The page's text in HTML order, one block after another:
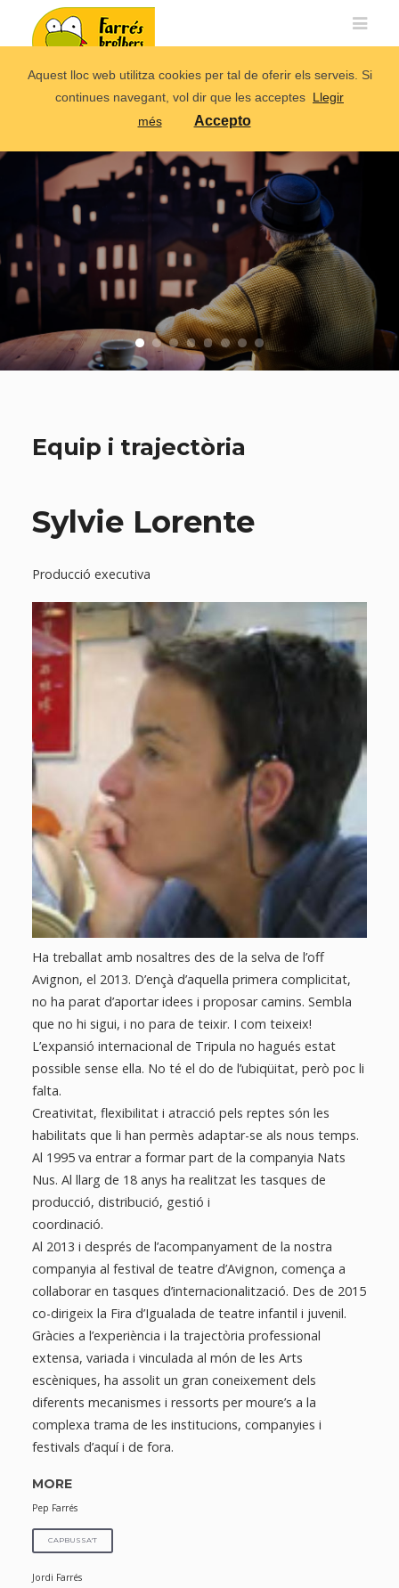
Equip i trajectòria
Sylvie Lorente
Producció executiva
Ha treballat amb nosaltres des de la selva de l’off
Avignon, el 2013. D’ençà d’aquella primera complicitat,
no ha parat d’aportar idees i proposar camins. Sembla
que no hi sigui, i no para de teixir. I com teixeix!
L’expansió internacional de Tripula no hagués estat
possible sense ella. No té el do de l’ubiqüitat, però poc li
falta.
Creativitat, flexibilitat i atracció pels reptes són les
habilitats que li han permès adaptar-se als nous temps.
Al 1995 va entrar a formar part de la companyia Nats
Nus. Al llarg de 18 anys ha realitzat les tasques de
producció, distribució, gestió i
coordinació.
Al 2013 i després de l’acompanyament de la nostra
companyia al festival de teatre d’Avignon, comença a
col·laborar en tasques d’internacionalització. Des de 2015
co-dirigeix la Fira d’Igualada de teatre infantil i juvenil.
Gràcies a l’experiència i la trajectòria professional
extensa, variada i vinculada al món de les Arts
escèniques, ha assolit un gran coneixement dels
diferents mecanismes i ressorts per moure’s a la
complexa trama de les institucions, companyies i
festivals d’aquí i de fora.
MORE
Pep Farrés
CAPBUSSA'T
Jordi Farrés
Aquest lloc web utilitza cookies per tal de oferir els serveis. Si
continues navegant, vol dir que les acceptes Llegir
més
Accepto